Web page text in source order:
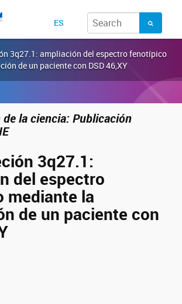
ES
3q27.1: ampliación del espectro fenotípico
de un paciente con DSD 46,XY
la ciencia: Publicación
3q27.1:
del espectro
mediante la
de un paciente con
en Twitter